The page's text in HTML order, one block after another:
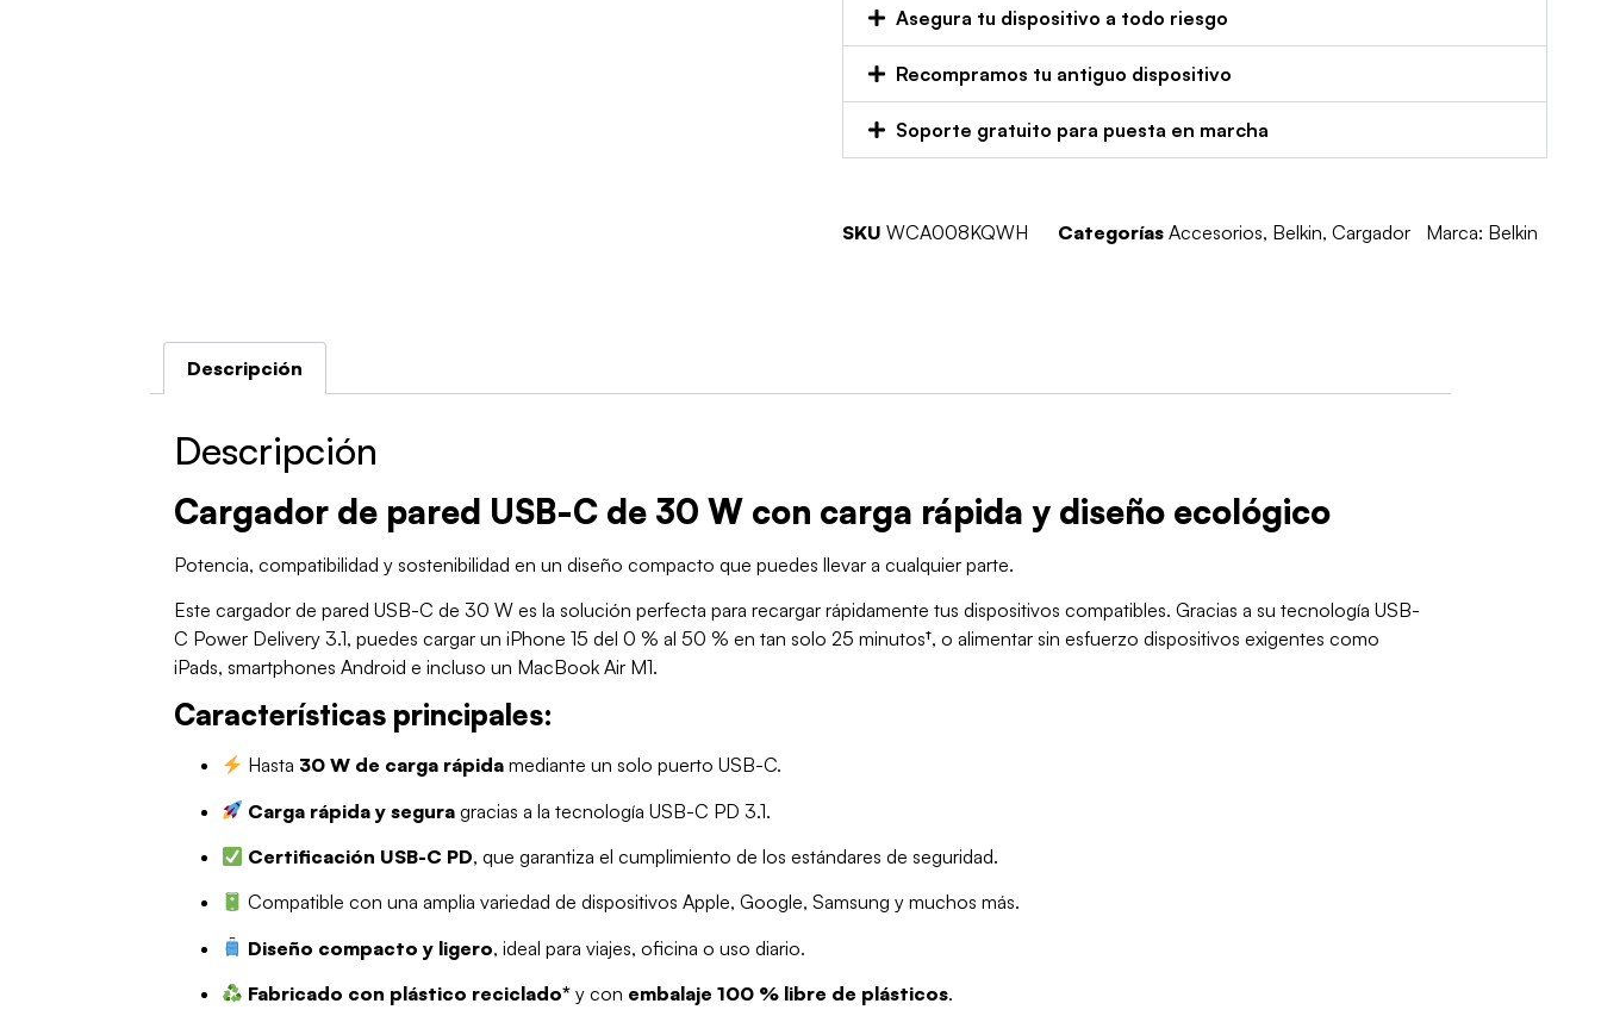
Asegura tu dispositivo a todo riesgo
Recompramos tu antiguo dispositivo
Soporte gratuito para puesta en marcha
SKUWCA008KQWH Categorías Accesorios, Belkin,Cargador Marca: Belkin
Descripción
Descripción
Cargador de pared USB-C de 30 W con carga rápida y diseño ecológico
Potencia, compatibilidad y sostenibilidad en un diseño compacto que puedes llevar a cualquier parte.
Este cargador de pared USB-C de 30 W es la solución perfecta para recargar rápidamente tus dispositivos compatibles. Gracias a su tecnología USB-
C Power Delivery 3.1, puedes cargar un iPhone 15 del 0 % al 50 % en tan solo 25 minutos†, o alimentar sin esfuerzo dispositivos exigentes como
iPads, smartphones Android e incluso un MacBook Air M1.
Características principales:
Hasta 30 W de carga rápida mediante un solo puerto USB-C.
Carga rápida y segura gracias a la tecnología USB-C PD 3.1.
Certificación USB-C PD, que garantiza el cumplimiento de los estándares de seguridad.
Compatible con una amplia variedad de dispositivos Apple, Google, Samsung y muchos más.
Diseño compacto y ligero, ideal para viajes, oficina o uso diario.
Fabricado con plástico reciclado* y con embalaje 100 % libre de plásticos.